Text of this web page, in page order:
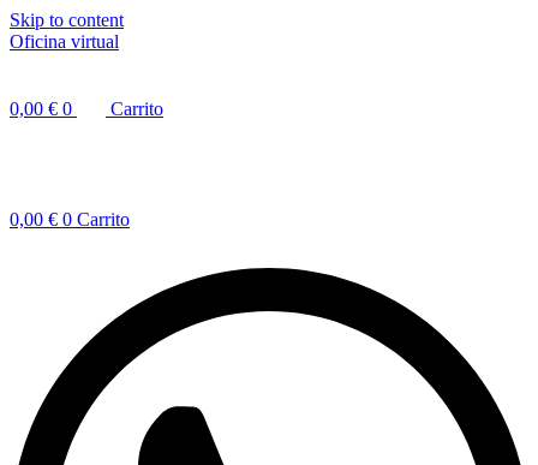
Skip to content
Oficina virtual
0,00 € 0 Carrito
0,00 € 0 Carrito